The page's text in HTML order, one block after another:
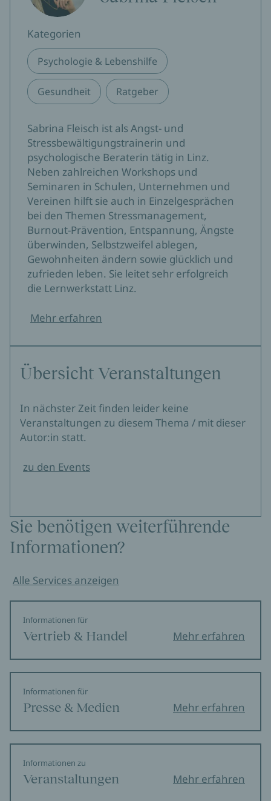
Kategorien
Psychologie & Lebenshilfe
Gesundheit Ratgeber
Sabrina Fleisch ist als Angst- und
Stressbewältigungstrainerin und
psychologische Beraterin tätig in Linz.
Neben zahlreichen Workshops und
Seminaren in Schulen, Unternehmen und
Vereinen hilft sie auch in Einzelgesprächen
bei den Themen Stressmanagement,
Burnout-Prävention, Entspannung, Ängste
überwinden, Selbstzweifel ablegen,
Gewohnheiten ändern sowie glücklich und
zufrieden leben. Sie leitet sehr erfolgreich
die Lernwerkstatt Linz.
Mehr erfahren
Übersicht Veranstaltungen
In nächster Zeit finden leider keine
Veranstaltungen zu diesem Thema / mit dieser
Autor:in statt.
zu den Events
Sie benötigen weiterführende
Informationen?
Alle Services anzeigen
Informationen für
Vertrieb & Handel Mehr erfahren
Informationen für
Presse & Medien Mehr erfahren
Informationen zu
Veranstaltungen Mehr erfahren